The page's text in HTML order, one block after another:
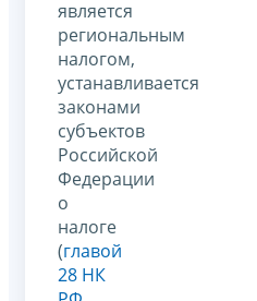
является
региональным
налогом,
устанавливается
законами
субъектов
Российской
Федерации
о
налоге
(главой
28 НК